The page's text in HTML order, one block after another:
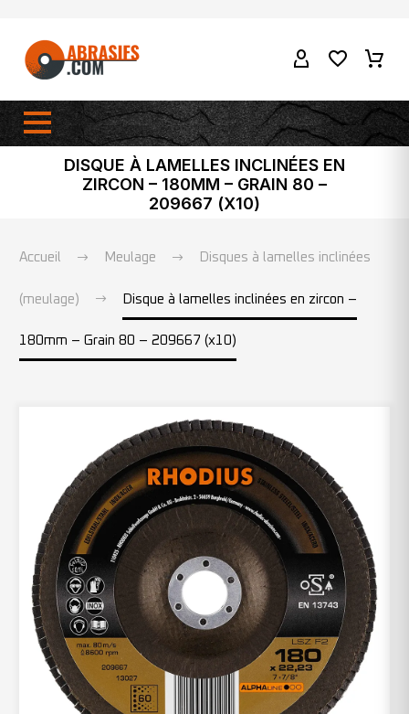
DISQUE À LAMELLES INCLINÉES EN
ZIRCON – 180MM – GRAIN 80 –
209667 (X10)
Accueil Meulage Disques à lamelles inclinées
(meulage) Disque à lamelles inclinées en zircon –
180mm – Grain 80 – 209667 (x10)